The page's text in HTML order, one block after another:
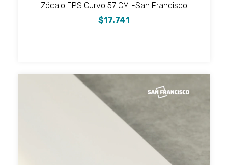
Zócalo EPS Curvo 57 CM -San Francisco
$17.741